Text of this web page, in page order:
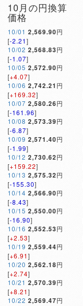
10月の円換算
価格
10/01 2,569.90円
[-2.21]
10/02 2,568.83円
[-1.07]
10/05 2,572.90円
[+4.07]
10/06 2,742.21 円
[+169.32]
10/07 2,580.26円
[-161.96]
10/08 2,573.39円
[-6.87]
10/09 2,571.40円
[-1.99]
10/12 2,730.62円
[+159.22]
10/13 2,575.32円
[-155.30]
10/14 2,566.90円
[-8.43]
10/15 2,550.00円
[-16.90]
10/16 2,552.53円
[+2.53]
10/19 2,559.44円
[+6.91]
10/20 2,562.18円
[+2.74]
10/21 2,570.39円
[+8.21]
10/22 2,569.47円